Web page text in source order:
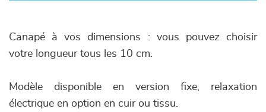
Canapé à vos dimensions : vous pouvez choisir
votre longueur tous les 10 cm.
Modèle disponible en version fixe, relaxation
électrique en option en cuir ou tissu.